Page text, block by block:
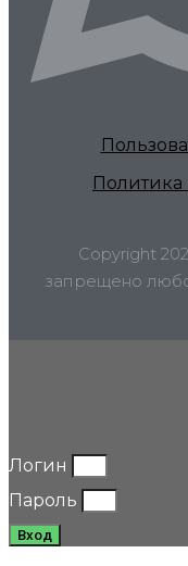
Copyright
запрещено
Логин
Пароль
Вход